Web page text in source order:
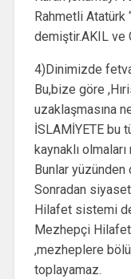
Rahmetli Atatürk
demiştir.AKIL ve
4)Dinimizde fetva
Bu,bize göre
uzaklaşmasına
İSLAMİYETE bu
kaynaklı
Bunlar yüzünden
Sonradan
Hilafet sistemi
Mezhepçi
,mezheplere
toplayamaz.